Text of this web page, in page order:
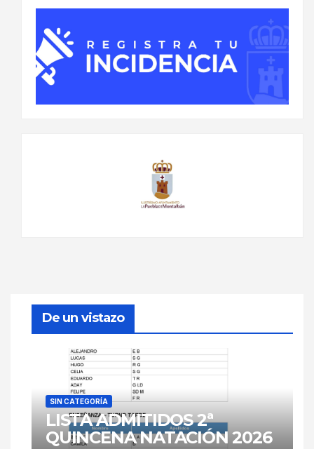
De un vistazo
SIN CATEGORÍA
LISTA ADMITIDOS 2ª
QUINCENA NATACIÓN 2026